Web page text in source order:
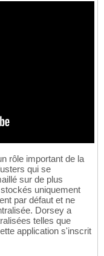
rôle important de la
qui se
sur de plus
uniquement
par défaut et ne
Dorsey a
telles que
application s'inscrit